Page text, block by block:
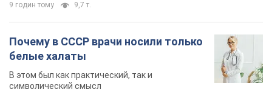
9 годин тому 9,7 т.
Почему в СССР врачи носили только
белые халаты
В этом был как практический, так и
символический смысл